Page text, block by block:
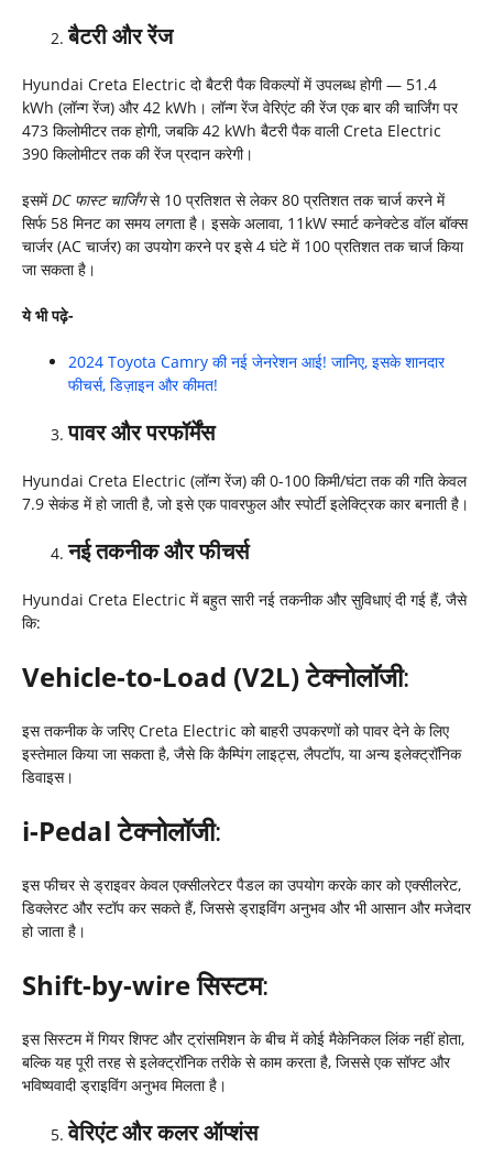
बैटरी और रेंज
Hyundai Creta Electric दो बैटरी पैक विकल्पों में उपलब्ध होगी — 51.4
kWh (लॉन्ग रेंज) और 42 kWh। लॉन्ग रेंज वेरिएंट की रेंज एक बार की चार्जिंग पर
473 किलोमीटर तक होगी, जबकि 42 kWh बैटरी पैक वाली Creta Electric
390 किलोमीटर तक की रेंज प्रदान करेगी।
इसमेंDC फास्ट चार्जिंगसे 10 प्रतिशत से लेकर 80 प्रतिशत तक चार्ज करने में
सिर्फ 58 मिनट का समय लगता है। इसके अलावा, 11kW स्मार्ट कनेक्टेड वॉल बॉक्स
चार्जर (AC चार्जर) का उपयोग करने पर इसे 4 घंटे में 100 प्रतिशत तक चार्ज किया
जा सकता है।
ये भी पढ़े-
2024 Toyota Camry की नई जेनरेशन आई! जानिए, इसके शानदार
फीचर्स, डिज़ाइन और कीमत!
पावर और परफॉर्मेंस
Hyundai Creta Electric (लॉन्ग रेंज) की 0-100 किमी/घंटा तक की गति केवल
7.9 सेकंड में हो जाती है, जो इसे एक पावरफुल और स्पोर्टी इलेक्ट्रिक कार बनाती है।
नई तकनीक और फीचर्स
Hyundai Creta Electric में बहुत सारी नई तकनीक और सुविधाएं दी गई हैं, जैसे
कि:
Vehicle-to-Load (V2L)टेक्नोलॉजी:
इस तकनीक के जरिए Creta Electric को बाहरी उपकरणों को पावर देने के लिए
इस्तेमाल किया जा सकता है, जैसे कि कैम्पिंग लाइट्स, लैपटॉप, या अन्य इलेक्ट्रॉनिक
डिवाइस।
i-Pedalटेक्नोलॉजी:
इस फीचर से ड्राइवर केवल एक्सीलरेटर पैडल का उपयोग करके कार को एक्सीलरेट,
डिक्लेरट और स्टॉप कर सकते हैं, जिससे ड्राइविंग अनुभव और भी आसान और मजेदार
हो जाता है।
Shift-by-wireसिस्टम:
इस सिस्टम में गियर शिफ्ट और ट्रांसमिशन के बीच में कोई मैकेनिकल लिंक नहीं होता,
बल्कि यह पूरी तरह से इलेक्ट्रॉनिक तरीके से काम करता है, जिससे एक सॉफ्ट और
भविष्यवादी ड्राइविंग अनुभव मिलता है।
वेरिएंट और कलर ऑप्शंस